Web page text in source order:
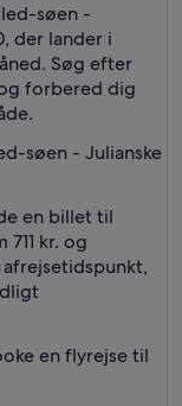
søen -
der lander i
Søg efter
forbered dig
søen - Julianske
en billet til
kr. og
en flyrejse til